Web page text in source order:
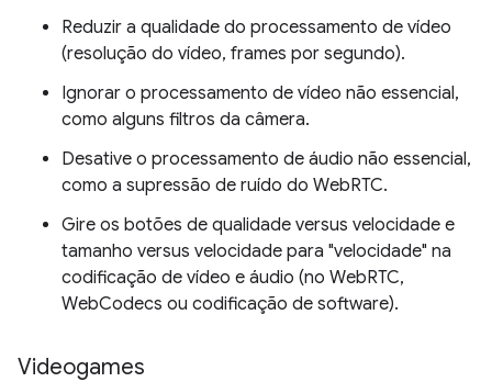
Reduzir a qualidade do processamento de vídeo
(resolução do vídeo, frames por segundo).
Ignorar o processamento de vídeo não essencial,
como alguns filtros da câmera.
Desative o processamento de áudio não essencial,
como a supressão de ruído do WebRTC.
Gire os botões de qualidade versus velocidade e
tamanho versus velocidade para "velocidade" na
codificação de vídeo e áudio (no WebRTC,
WebCodecs ou codificação de software).
Videogames